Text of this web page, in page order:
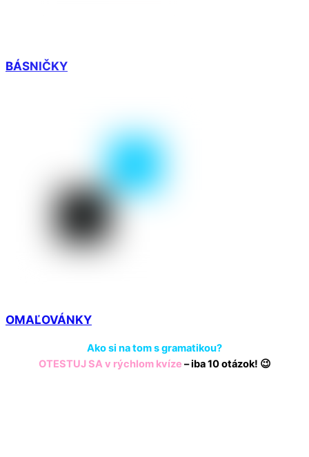
BÁSNIČKY
OMAĽOVÁNKY
Ako si na tom s gramatikou?
OTESTUJ SA v rýchlom kvíze – iba 10 otázok! 😉